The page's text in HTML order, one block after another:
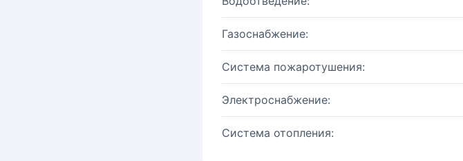
Газоснабжение:
Система пожаротушения:
Электроснабжение:
Система отопления: